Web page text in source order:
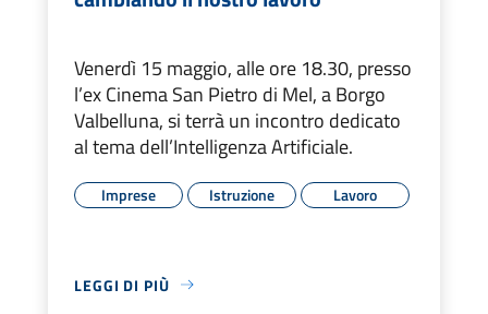
Venerdì 15 maggio, alle ore 18.30, presso
l’ex Cinema San Pietro di Mel, a Borgo
Valbelluna, si terrà un incontro dedicato
al tema dell’Intelligenza Artificiale.
Imprese Istruzione Lavoro
LEGGI DI PIÙ